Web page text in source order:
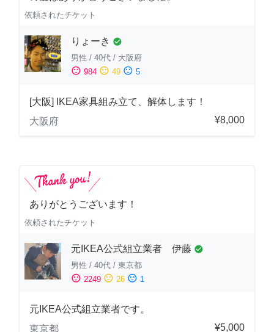
依頼されたチケット
りょーき check_circle
男性 / 40代 / 大阪府
sentiment_satisfied 984 sentiment_neutral 49 sentiment_dissatisfied 5
[大阪] IKEA家具組み立て、解体します！
大阪府
¥8,000
ありがとうございます！
依頼されたチケット
元IKEA公式組立業者 伊藤 check_circle
男性 / 40代 / 東京都
sentiment_satisfied 2249 sentiment_neutral 26 sentiment_dissatisfied 1
元IKEA公式組立業者です。
東京都
¥5,000